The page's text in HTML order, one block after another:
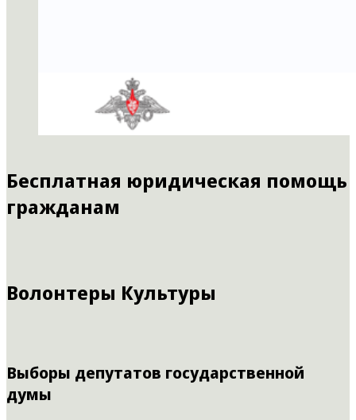
Бесплатная юридическая помощь
гражданам
Волонтеры Культуры
Выборы депутатов государственной
думы